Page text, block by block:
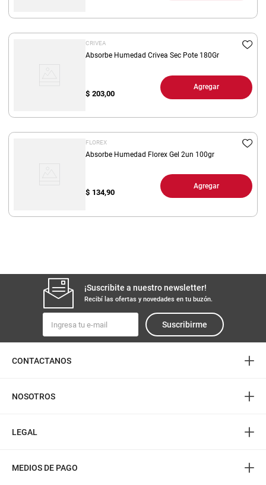
CRIVEA
Absorbe Humedad Crivea Sec Pote 180Gr
$ 203,00
Agregar
FLOREX
Absorbe Humedad Florex Gel 2un 100gr
$ 134,90
Agregar
¡Suscribite a nuestro newsletter!
Recibí las ofertas y novedades en tu buzón.
Suscribirme
CONTACTANOS +
NOSOTROS +
LEGAL +
MEDIOS DE PAGO +